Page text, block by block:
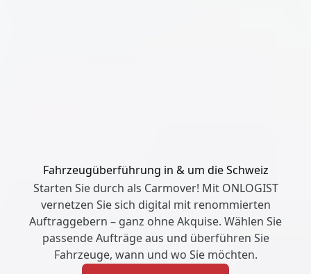
Fahrzeugüberführung in & um die Schweiz
Starten Sie durch als Carmover! Mit ONLOGIST
vernetzen Sie sich digital mit renommierten
Auftraggebern – ganz ohne Akquise. Wählen Sie
passende Aufträge aus und überführen Sie
Fahrzeuge, wann und wo Sie möchten.